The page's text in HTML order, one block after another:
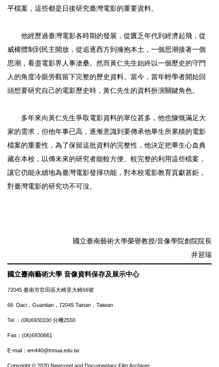
平檔案，這些都是日後研究臺灣電影的重要資料。
他經歷過臺灣電影各時期的發展，從匱乏年代到經濟起飛，從
威權體制到民主開放，從追逐西方到擁抱本土，一個思潮接著一個
思潮，看盡電影界人事滄桑。然而黃仁先生始終以一個歷史的守門
人的角度冷眼旁觀留下完整的歷史資料。當今，當年輕學者開始回
頭想要研究自己的電影歷史時，黃仁先生的資料扮演關鍵角色。
多年來向黃仁先生爭取電影資料的單位甚多，他也慷慨滿足大
家的需求，但他年事已高，逐漸意識到要傳承他畢生所累積的電影
檔案的重要性，為了保留這批資料的完整性，他決定把畢生心血典
藏在本校，以傳未來的研究者能較方便、較完整的利用這些檔案，
讓它仍能永續地為臺灣電影發揮功能，對本校電影教育貢獻甚鉅，
對臺灣電影的研究功不可沒。
國立臺南藝術大學榮譽教授/音像學院創院院長
井迎瑞
國立臺南藝術大學 音像資料保存及展示中心
72045 臺南市官田區大崎里大崎66號
66 Daci，Guantian，72045 Tainan，Taiwan
Tel ：(06)6930100 分機2550
Fax：(06)6930661
E-mail：em440@tnnua.edu.tw
Copyright © 2020 Newsreel and Documentary Film Archives